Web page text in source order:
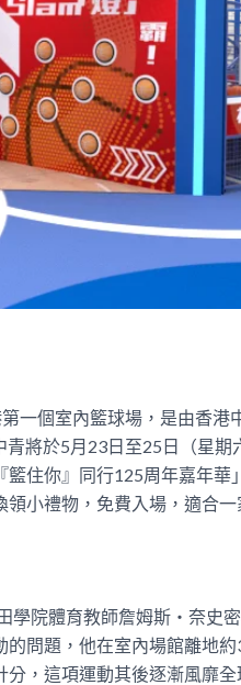
一個室內籃球場，是由香港
將於5月23日至25日（星期
住你』同行125周年嘉年華
小禮物，免費入場，適合一
學院體育教師詹姆斯‧奈史
問題，他在室內場館離地約
，這項運動其後逐漸風靡全